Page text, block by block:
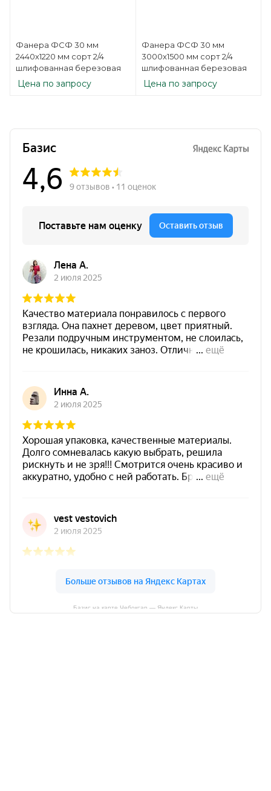
Фанера ФСФ 30 мм
2440х1220 мм сорт 2/4
шлифованная березовая
Цена по запросу
Фанера ФСФ 30 мм
3000х1500 мм сорт 2/4
шлифованная березовая
Цена по запросу
Базис на карте Чебоксар — Яндекс Карты